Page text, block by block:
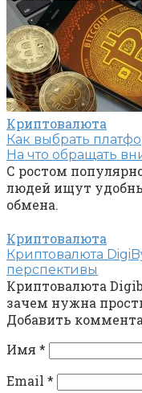
Криптовалюта
Как выбрать
На что обращать
С ростом
людей ищут
обмена.
Криптовалюта
Криптовалюта
перспективы
Криптовалюта
зачем нужна
Добавить
Имя *
Email *